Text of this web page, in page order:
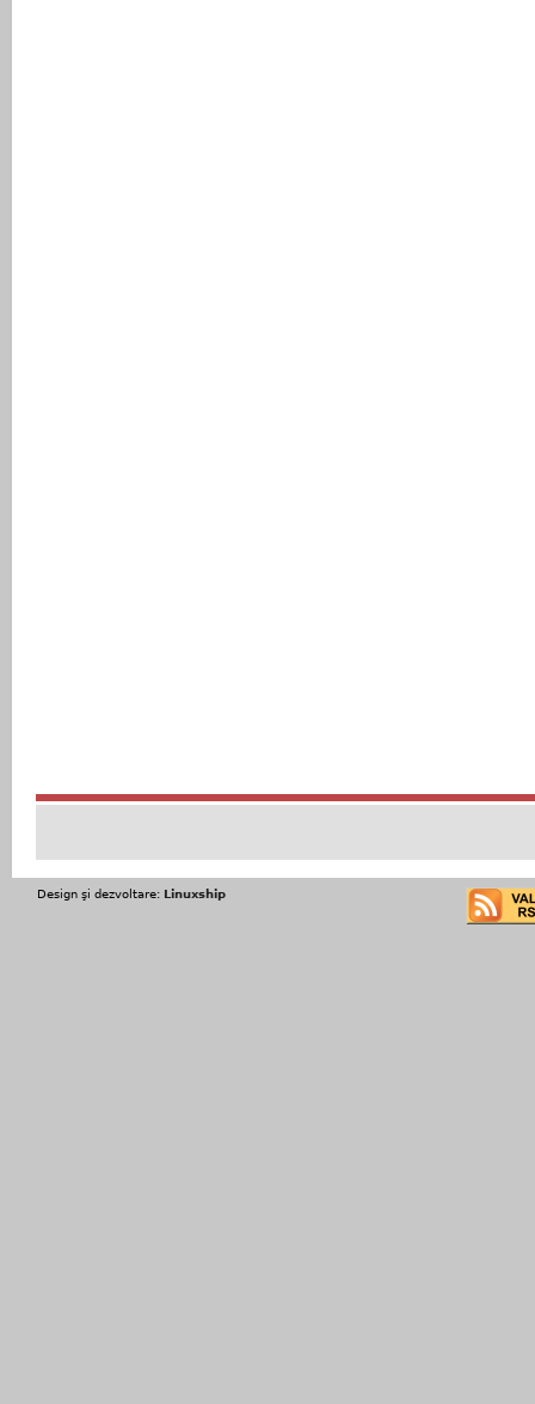
Design şi dezvoltare: Linuxship